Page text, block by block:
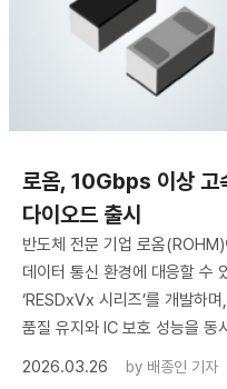
로옴, 10Gbps 이상 고
다이오드 출시
반도체 전문 기업 로옴
데이터 통신 환경에 대응할 수
‘RESDxVx 시리즈’를 개발하
품질 유지와 IC 보호 성능을 동
2026.03.26
by 배종인 기자